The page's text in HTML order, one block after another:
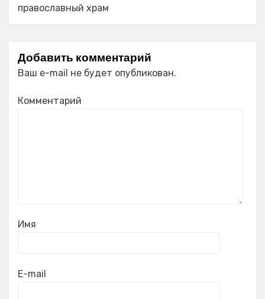
православный храм
Добавить комментарий
Ваш e-mail не будет опубликован.
Комментарий
Имя
E-mail